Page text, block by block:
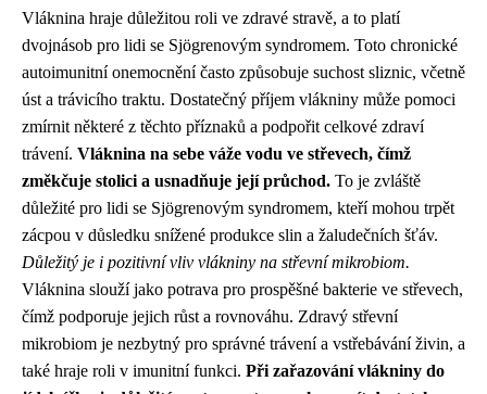
Vláknina hraje důležitou roli ve zdravé stravě, a to platí
dvojnásob pro lidi se Sjögrenovým syndromem. Toto chronické
autoimunitní onemocnění často způsobuje suchost sliznic, včetně
úst a trávicího traktu. Dostatečný příjem vlákniny může pomoci
zmírnit některé z těchto příznaků a podpořit celkové zdraví
trávení. Vláknina na sebe váže vodu ve střevech, čímž
změkčuje stolici a usnadňuje její průchod. To je zvláště
důležité pro lidi se Sjögrenovým syndromem, kteří mohou trpět
zácpou v důsledku snížené produkce slin a žaludečních šťáv.
Důležitý je i pozitivní vliv vlákniny na střevní mikrobiom.
Vláknina slouží jako potrava pro prospěšné bakterie ve střevech,
čímž podporuje jejich růst a rovnováhu. Zdravý střevní
mikrobiom je nezbytný pro správné trávení a vstřebávání živin, a
také hraje roli v imunitní funkci. Při zařazování vlákniny do